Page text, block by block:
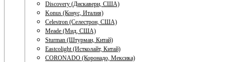
Discovery (Дискавери, США)
Konus (Конус, Италия)
Celestron (Селестрон, США)
Meade (Мид, США)
Sturman (Штурман, Китай)
Eastcolight (Истколайт, Китай)
CORONADO (Коронадо, Мексика)